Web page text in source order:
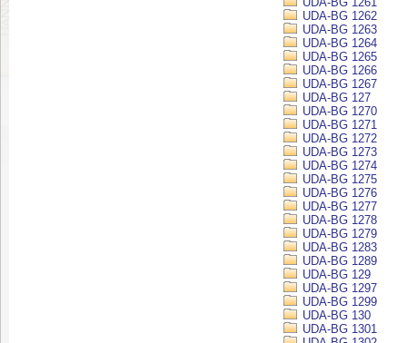
UDA-BG 1262
UDA-BG 1263
UDA-BG 1264
UDA-BG 1265
UDA-BG 1266
UDA-BG 1267
UDA-BG 127
UDA-BG 1270
UDA-BG 1271
UDA-BG 1272
UDA-BG 1273
UDA-BG 1274
UDA-BG 1275
UDA-BG 1276
UDA-BG 1277
UDA-BG 1278
UDA-BG 1279
UDA-BG 1283
UDA-BG 1289
UDA-BG 129
UDA-BG 1297
UDA-BG 1299
UDA-BG 130
UDA-BG 1301